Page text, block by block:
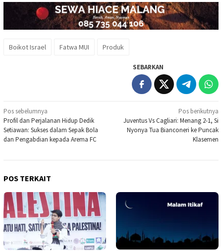
Boikot Israel Fatwa MUI Produk
SEBARKAN
Navigasi
pos
Pos sebelumnya
Profil dan Perjalanan Hidup Dedik
Setiawan: Sukses dalam Sepak Bola
dan Pengabdian kepada Arema FC
Pos berikutnya
Juventus Vs Cagliari: Menang 2-1, Si
Nyonya Tua Bianconeri ke Puncak
Klasemen
POS TERKAIT